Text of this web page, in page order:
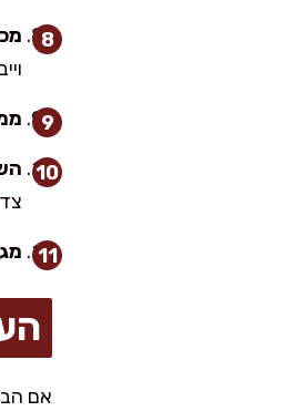
צד 1–2 דקות. זה נותן קראסט דק מבחוץ ומרכז נימוח – מעלף.